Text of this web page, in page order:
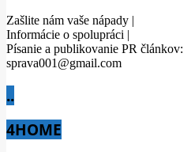
Zašlite nám vaše nápady |
Informácie o spolupráci |
Písanie a publikovanie PR článkov:
sprava001@gmail.com
..
4HOME